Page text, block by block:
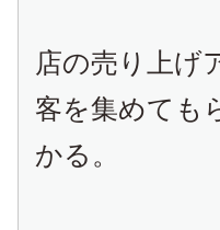
店の売り上げ
客を集めても
かる。